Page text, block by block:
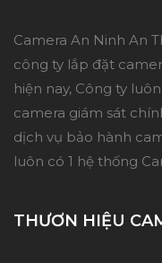
Camera An Ninh An
công ty lắp đặt
hiện nay, Công ty
camera giám sát
dịch vụ bảo hành
luôn có 1 hệ thống
THƯƠN HIỆU